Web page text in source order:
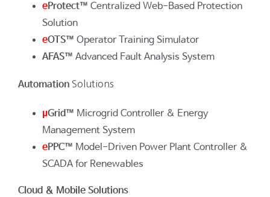
eProtect™ Centralized Web-Based Protection
Solution
eOTS™ Operator Training Simulator
AFAS™ Advanced Fault Analysis System
Automation Solutions
µGrid™ Microgrid Controller & Energy
Management System
ePPC™ Model-Driven Power Plant Controller &
SCADA for Renewables
Cloud & Mobile Solutions